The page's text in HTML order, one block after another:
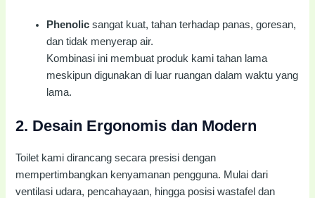
Phenolic sangat kuat, tahan terhadap panas, goresan,
dan tidak menyerap air.
Kombinasi ini membuat produk kami tahan lama
meskipun digunakan di luar ruangan dalam waktu yang
lama.
2. Desain Ergonomis dan Modern
Toilet kami dirancang secara presisi dengan
mempertimbangkan kenyamanan pengguna. Mulai dari
ventilasi udara, pencahayaan, hingga posisi wastafel dan